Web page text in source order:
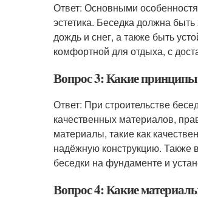
Ответ: Основными
эстетика. Беседка должна
дождь и снег, а также быть
комфортной для отдыха, с
Вопрос 3: Какие принципы
Ответ: При строительстве
качественных материалов,
материалы, такие как
надёжную конструкцию. Также
беседки на фундаменте и
Вопрос 4: Какие